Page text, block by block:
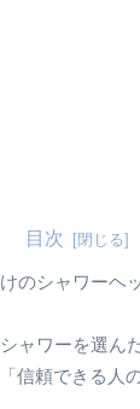
目次
のシャワーヘ
ャワーを選ん
信頼できる人